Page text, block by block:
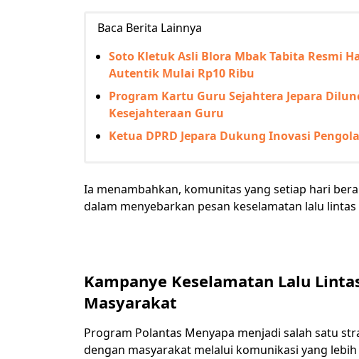
Baca Berita Lainnya
Soto Kletuk Asli Blora Mbak Tabita Resmi
Autentik Mulai Rp10 Ribu
Program Kartu Guru Sejahtera Jepara
Kesejahteraan Guru
Ketua DPRD Jepara Dukung Inovasi
Ia menambahkan, komunitas yang setiap hari
dalam menyebarkan pesan keselamatan lalu
Kampanye Keselamatan Lalu
Masyarakat
Program Polantas Menyapa menjadi salah satu
dengan masyarakat melalui komunikasi yang